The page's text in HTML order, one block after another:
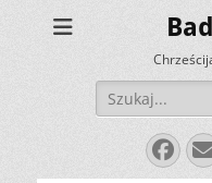
Szukaj:
E-